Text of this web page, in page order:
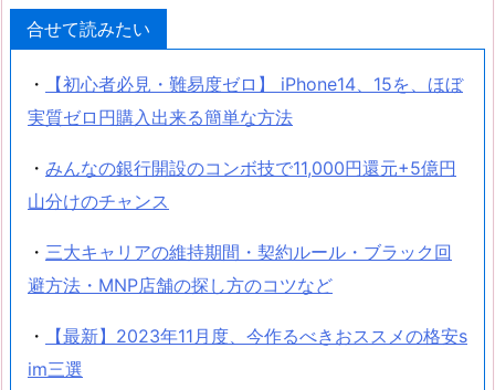
合せて読みたい
・
【初心者必見・難易度ゼロ】 iPhone14、15を、ほぼ
実質ゼロ円購入出来る簡単な方法
・ みんなの銀行開設のコンボ技で11,000円還元+5億円
山分けのチャンス
・ 三大キャリアの維持期間・契約ルール・ブラック回
避方法・MNP店舗の探し方のコツなど
・
【最新】2023年11月度、今作るべきおススメの格安s
im三選